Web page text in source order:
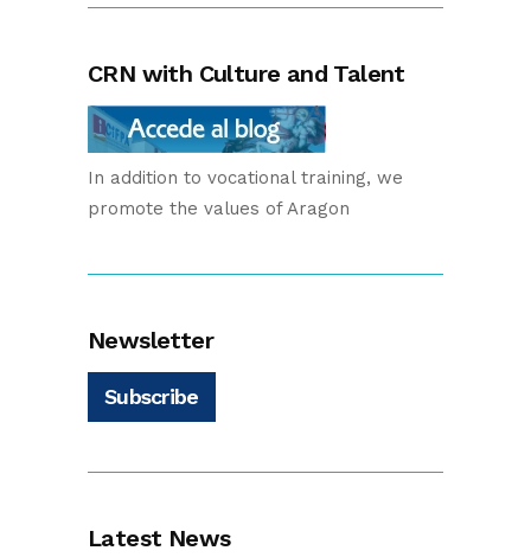
CRN with Culture and Talent
In addition to vocational training, we
promote the values of Aragon
Newsletter
Subscribe
Latest News